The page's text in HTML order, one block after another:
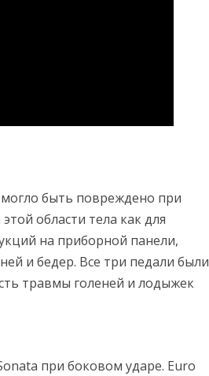
быть повреждено при
области тела как для
на приборной панели,
и бедер. Все три педали были
травмы голеней и лодыжек
при боковом ударе. Euro